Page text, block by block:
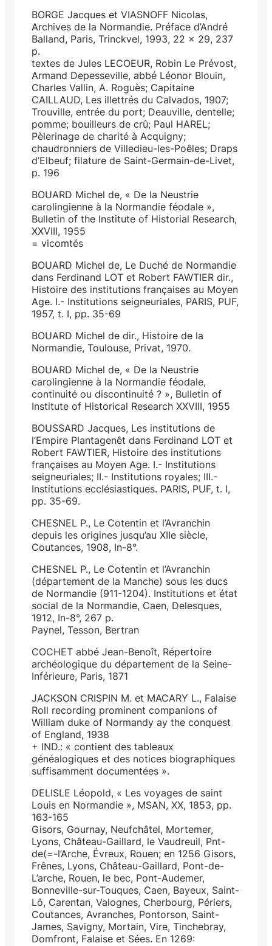
BORGE Jacques et VIASNOFF Nicolas,
Archives de la Normandie. Préface d’André
Balland, Paris, Trinckvel, 1993, 22 x 29, 237
p.
textes de Jules LECOEUR, Robin Le Prévost,
Armand Depesseville, abbé Léonor Blouin,
Charles Vallin, A. Roguès; Capitaine
CAILLAUD, Les illettrés du Calvados, 1907;
Trouville, entrée du port; Deauville, dentelle;
pomme; bouilleurs de crû; Paul HAREL;
Pèlerinage de charité à Acquigny;
chaudronniers de Villedieu-les-Poêles; Draps
d’Elbeuf; filature de Saint-Germain-de-Livet,
p. 196
BOUARD Michel de, « De la Neustrie
carolingienne à la Normandie féodale »,
Bulletin of the Institute of Historial Research,
XXVIII, 1955
= vicomtés
BOUARD Michel de, Le Duché de Normandie
dans Ferdinand LOT et Robert FAWTIER dir.,
Histoire des institutions françaises au Moyen
Age. I.- Institutions seigneuriales, PARIS, PUF,
1957, t. I, pp. 35-69
BOUARD Michel de dir., Histoire de la
Normandie, Toulouse, Privat, 1970.
BOUARD Michel de, « De la Neustrie
carolingienne à la Normandie féodale,
continuité ou discontinuité ? », Bulletin of
Institute of Historical Research XXVIII, 1955
BOUSSARD Jacques, Les institutions de
l’Empire Plantagenêt dans Ferdinand LOT et
Robert FAWTIER, Histoire des institutions
françaises au Moyen Age. I.- Institutions
seigneuriales; II.- Institutions royales; III.-
Institutions ecclésiastiques. PARIS, PUF, t. I,
pp. 35-69.
CHESNEL P., Le Cotentin et l’Avranchin
depuis les origines jusqu’au XIIe siècle,
Coutances, 1908, In-8°.
CHESNEL P., Le Cotentin et l’Avranchin
(département de la Manche) sous les ducs
de Normandie (911-1204). Institutions et état
social de la Normandie, Caen, Delesques,
1912, In-8°, 267 p.
Paynel, Tesson, Bertran
COCHET abbé Jean-Benoît, Répertoire
archéologique du département de la Seine-
Inférieure, Paris, 1871
JACKSON CRISPIN M. et MACARY L., Falaise
Roll recording prominent companions of
William duke of Normandy ay the conquest
of England, 1938
+ IND.: « contient des tableaux
généalogiques et des notices biographiques
suffisamment documentées ».
DELISLE Léopold, « Les voyages de saint
Louis en Normandie », MSAN, XX, 1853, pp.
163-165
Gisors, Gournay, Neufchâtel, Mortemer,
Lyons, Château-Gaillard, le Vaudreuil, Pnt-
de(=-l’Arche, Évreux, Rouen; en 1256 Gisors,
Frênes, Lyons, Château-Gaillard, Pont-de-
L’arche, Rouen, le bec, Pont-Audemer,
Bonneville-sur-Touques, Caen, Bayeux, Saint-
Lô, Carentan, Valognes, Cherbourg, Périers,
Coutances, Avranches, Pontorson, Saint-
James, Savigny, Mortain, Vire, Tinchebray,
Domfront, Falaise et Sées. En 1269: